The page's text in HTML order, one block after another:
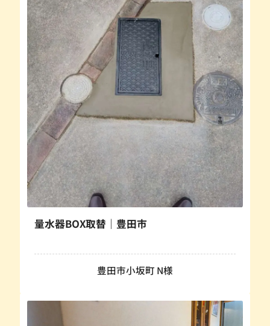
量水器BOX取替｜豊田市
豊田市小坂町 N様